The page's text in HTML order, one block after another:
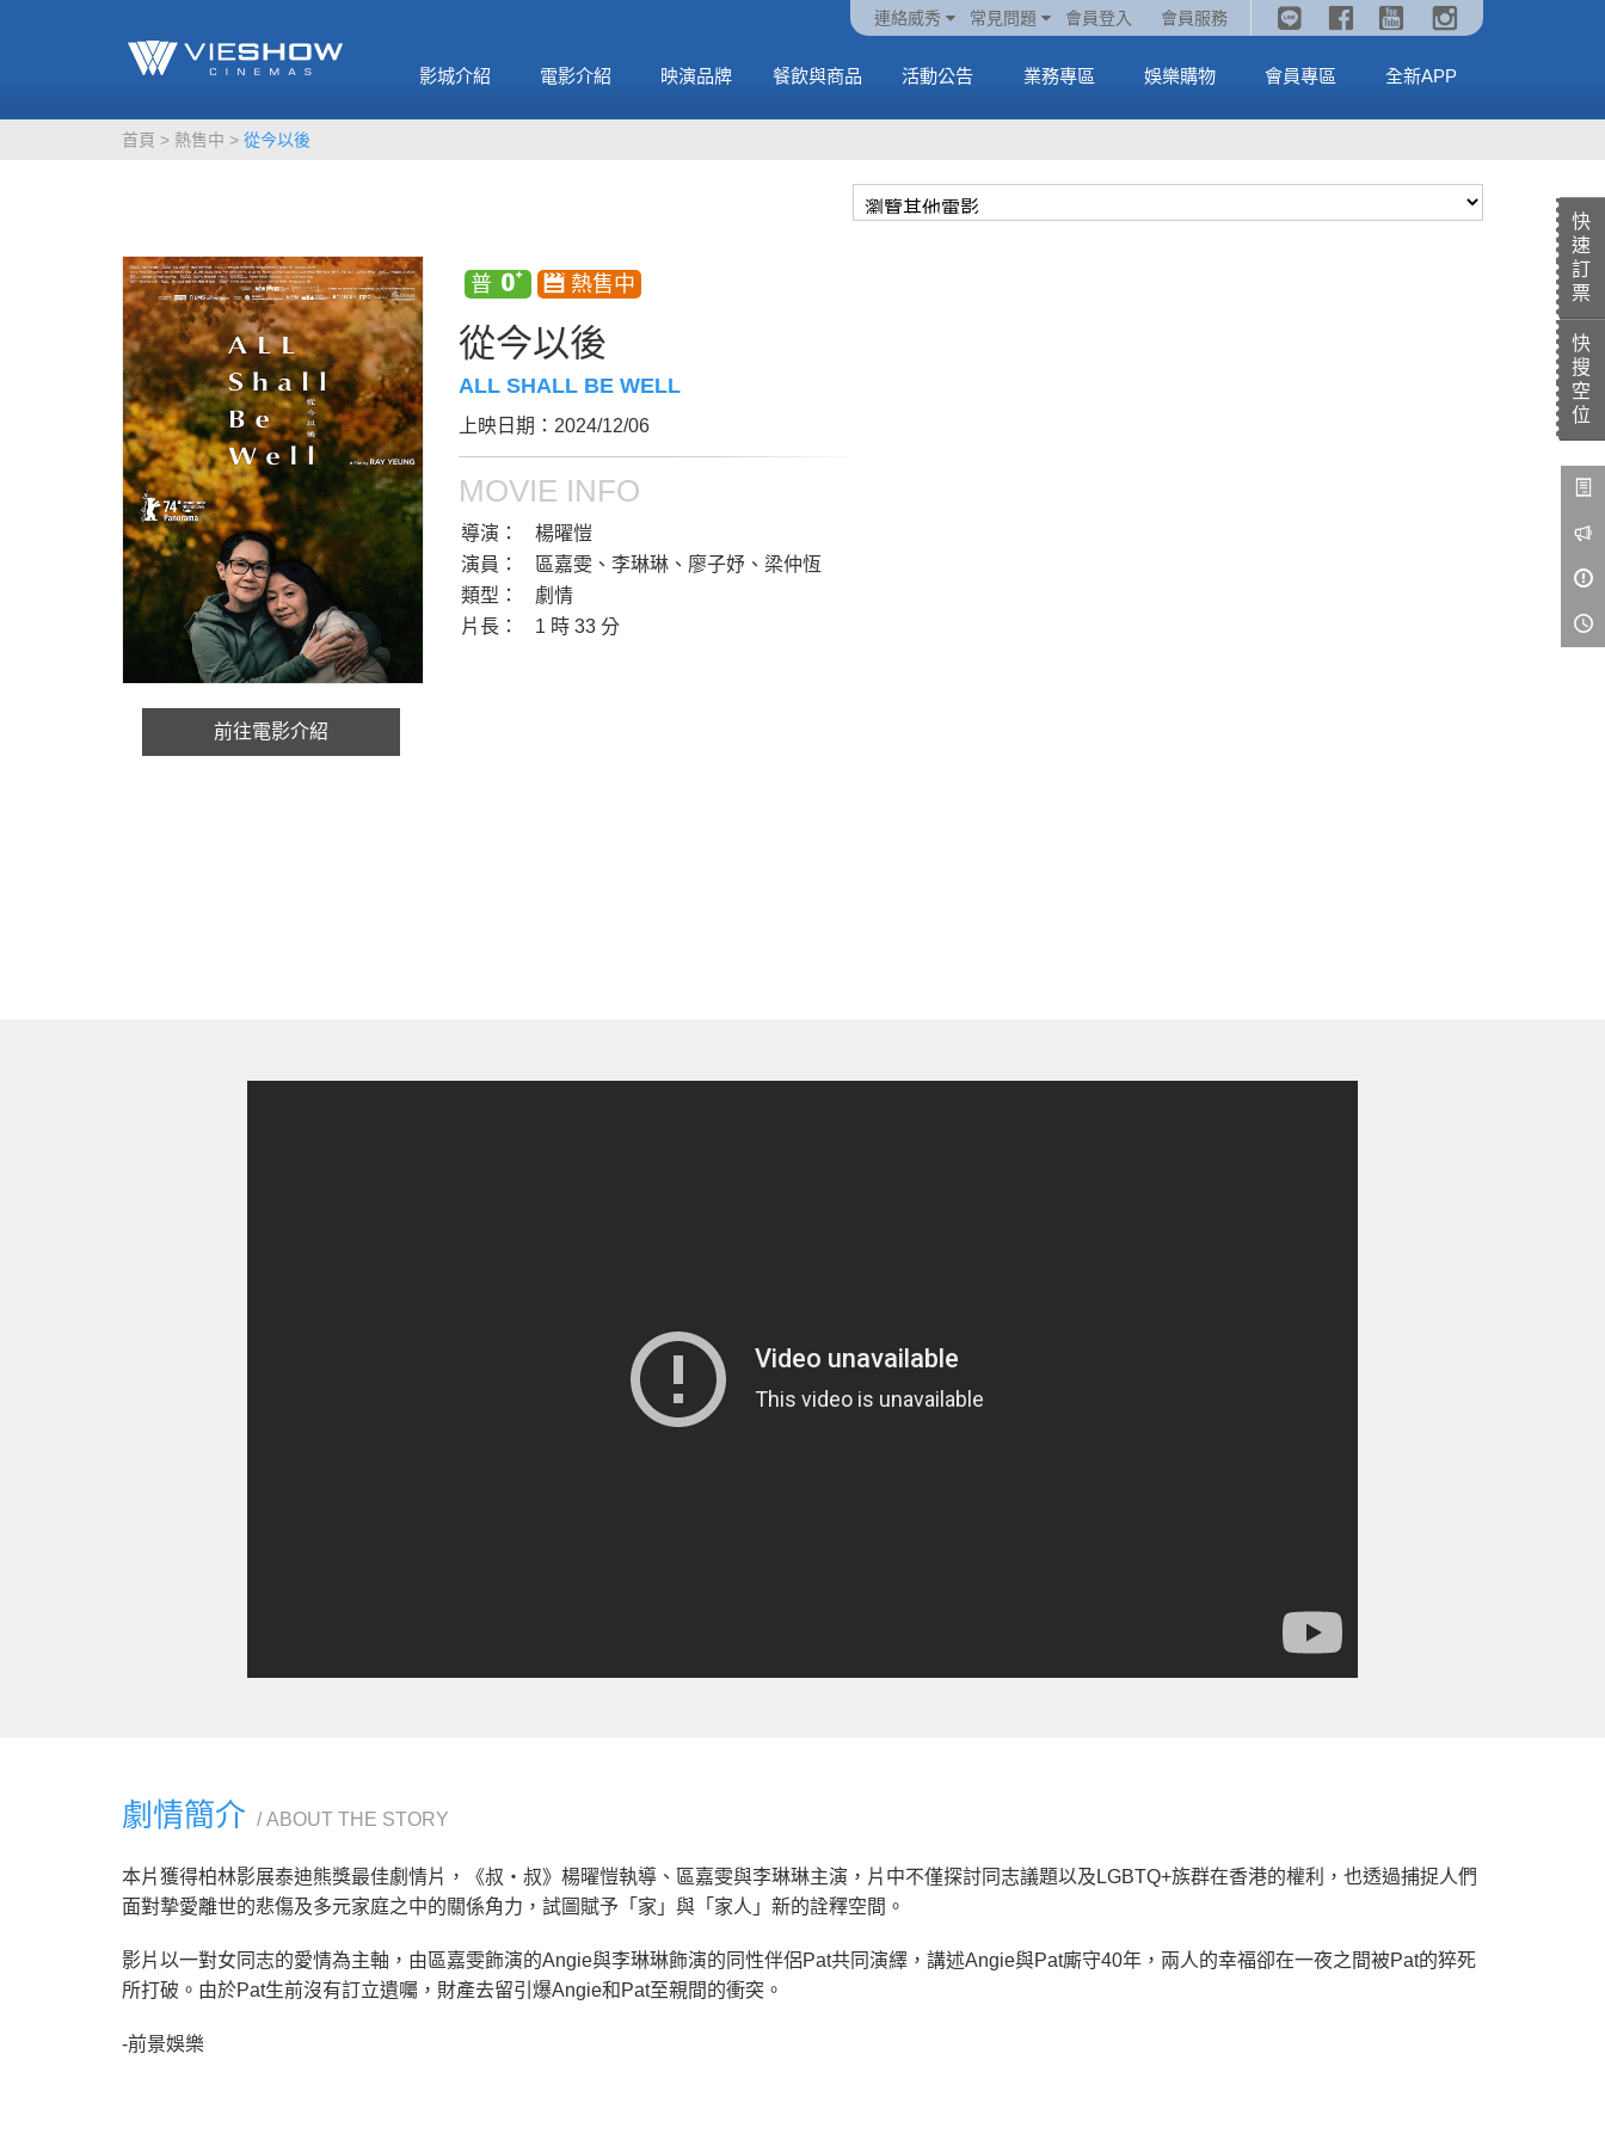
連絡威秀 常見問題 會員登入 會員服務
影城介紹 電影介紹
MORE MORE
火熱預售中《橡樹街
末日》
MORE
火熱預售中《汪汪隊立大功：恐龍大電影》
映演品牌 餐飲與商品
MORE MORE
🥤威秀獨家電影套餐
🥤全台熱賣中
MORE
《劇場版吉伊卡哇》🥤威秀獨家電影套餐🥤
全台熱賣中
MORE
活動公告 業務專區 娛樂購物 會員專區 全新APP
快
速
訂
票
快
搜
空
位
首頁 熱售中 從今以後
前往電影介紹
從今以後
ALL SHALL BE WELL
上映日期：2024/12/06
MOVIE INFO
導演：
楊曜愷
演員：
區嘉雯、李琳琳、廖子妤、梁仲恆
類型：
劇情
片長：
1 時 33 分
劇情簡介 ABOUT THE STORY
本片獲得柏林影展泰迪熊獎最佳劇情片，《叔・叔》楊曜愷執導、區嘉雯與李琳琳主演，片中不僅探討同志議題以及LGBTQ+族群在香港的權利，也透過捕捉人們
面對摯愛離世的悲傷及多元家庭之中的關係角力，試圖賦予「家」與「家人」新的詮釋空間。
影片以一對女同志的愛情為主軸，由區嘉雯飾演的Angie與李琳琳飾演的同性伴侶Pat共同演繹，講述Angie與Pat廝守40年，兩人的幸福卻在一夜之間被Pat的猝死
所打破。由於Pat生前沒有訂立遺囑，財產去留引爆Angie和Pat至親間的衝突。
-前景娛樂